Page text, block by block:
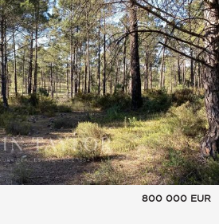
800 000 EUR